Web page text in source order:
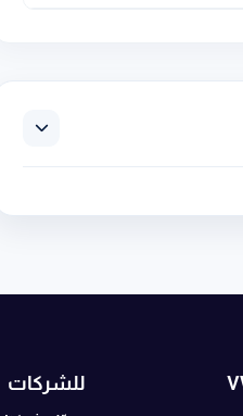
للشركات